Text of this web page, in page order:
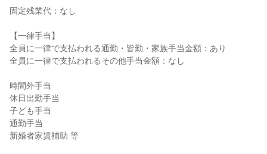
固定残業代：なし
【一律手当】
全員に一律で支払われる通勤・皆勤・家族手当金額：あり
全員に一律で支払われるその他手当金額：なし
時間外手当
休日出勤手当
子ども手当
通勤手当
新婚者家賃補助 等